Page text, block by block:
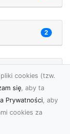
2
cookies (tzw.
się, aby ta
Prywatności, aby
cookies za